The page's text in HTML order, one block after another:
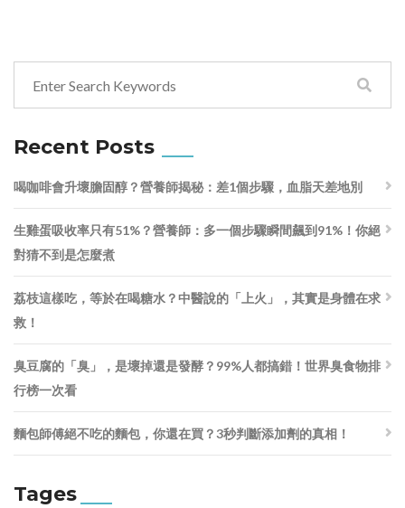
Recent Posts
喝咖啡會升壞膽固醇？營養師揭秘：差1個步驟，血脂天差地別
生雞蛋吸收率只有51%？營養師：多一個步驟瞬間飆到91%！你絕
對猜不到是怎麼煮
荔枝這樣吃，等於在喝糖水？中醫說的「上火」，其實是身體在求
救！
臭豆腐的「臭」，是壞掉還是發酵？99%人都搞錯！世界臭食物排
行榜一次看
麵包師傅絕不吃的麵包，你還在買？3秒判斷添加劑的真相！
Tages